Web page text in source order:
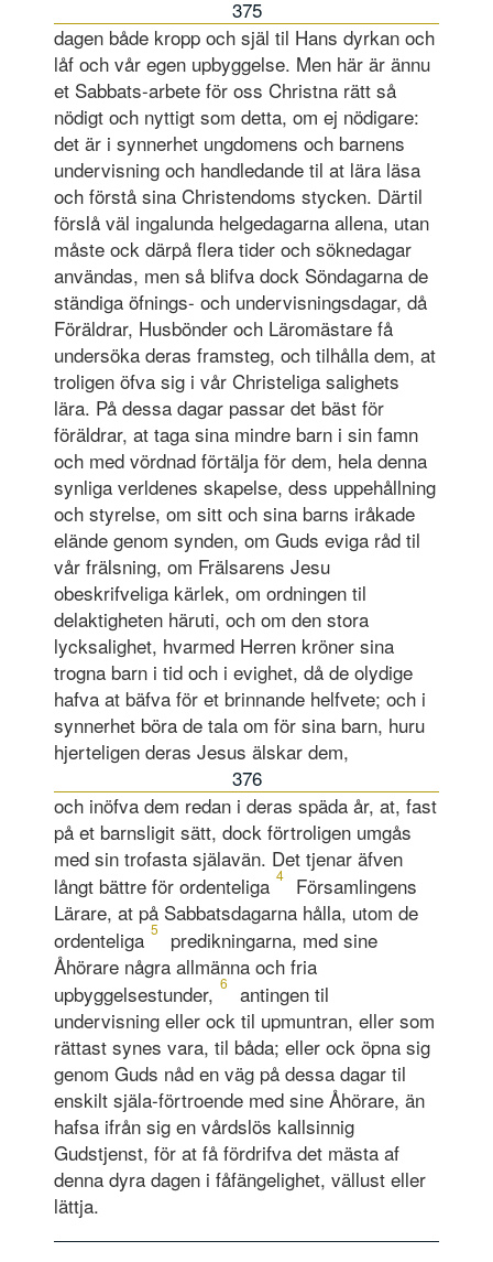
375
dagen både kropp och själ til Hans dyrkan och
låf och vår egen upbyggelse. Men här är ännu
et Sabbats-arbete för oss Christna rätt så
nödigt och nyttigt som detta, om ej nödigare:
det är i synnerhet ungdomens och barnens
undervisning och handledande til at lära läsa
och förstå sina Christendoms stycken. Därtil
förslå väl ingalunda helgedagarna allena, utan
måste ock därpå flera tider och söknedagar
användas, men så blifva dock Söndagarna de
ständiga öfnings- och undervisningsdagar, då
Föräldrar, Husbönder och Läromästare få
undersöka deras framsteg, och tilhålla dem, at
troligen öfva sig i vår Christeliga salighets
lära. På dessa dagar passar det bäst för
föräldrar, at taga sina mindre barn i sin famn
och med vördnad förtälja för dem, hela denna
synliga verldenes skapelse, dess uppehållning
och styrelse, om sitt och sina barns iråkade
elände genom synden, om Guds eviga råd til
vår frälsning, om Frälsarens Jesu
obeskrifveliga kärlek, om ordningen til
delaktigheten häruti, och om den stora
lycksalighet, hvarmed Herren kröner sina
trogna barn i tid och i evighet, då de olydige
hafva at bäfva för et brinnande helfvete; och i
synnerhet böra de tala om för sina barn, huru
hjerteligen deras Jesus älskar dem,
376
och inöfva dem redan i deras späda år, at, fast
på et barnsligit sätt, dock förtroligen umgås
med sin trofasta själavän. Det tjenar äfven
långt bättre för ordenteliga 4
Församlingens
Lärare, at på Sabbatsdagarna hålla, utom de
ordenteliga 5
predikningarna, med sine
Åhörare några allmänna och fria
upbyggelsestunder, 6
antingen til
undervisning eller ock til upmuntran, eller som
rättast synes vara, til båda; eller ock öpna sig
genom Guds nåd en väg på dessa dagar til
enskilt själa-förtroende med sine Åhörare, än
hafsa ifrån sig en vårdslös kallsinnig
Gudstjenst, för at få fördrifva det mästa af
denna dyra dagen i fåfängelighet, vällust eller
lättja.